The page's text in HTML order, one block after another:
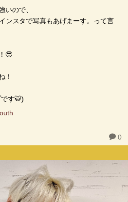
いので、
ンスタで写真もあげまーす。って言
🥹
！
す🐯)
0